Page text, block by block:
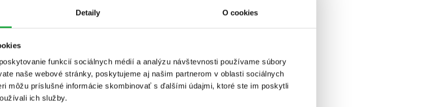
Detaily O cookies
funkcií sociálnych médií a analýzu návštevnosti používame súbory
naše webové stránky, poskytujeme aj našim partnerom v oblasti sociálnych
môžu príslušné informácie skombinovať s ďalšími údajmi, ktoré ste im poskytli
ich služby.